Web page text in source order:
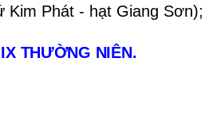
Kim Phát - hạt Giang Sơn);
THƯỜNG NIÊN.